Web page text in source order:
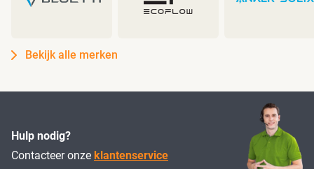
Bekijk alle merken
Hulp nodig?
Contacteer onze klantenservice